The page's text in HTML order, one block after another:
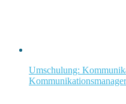
Umschulung: